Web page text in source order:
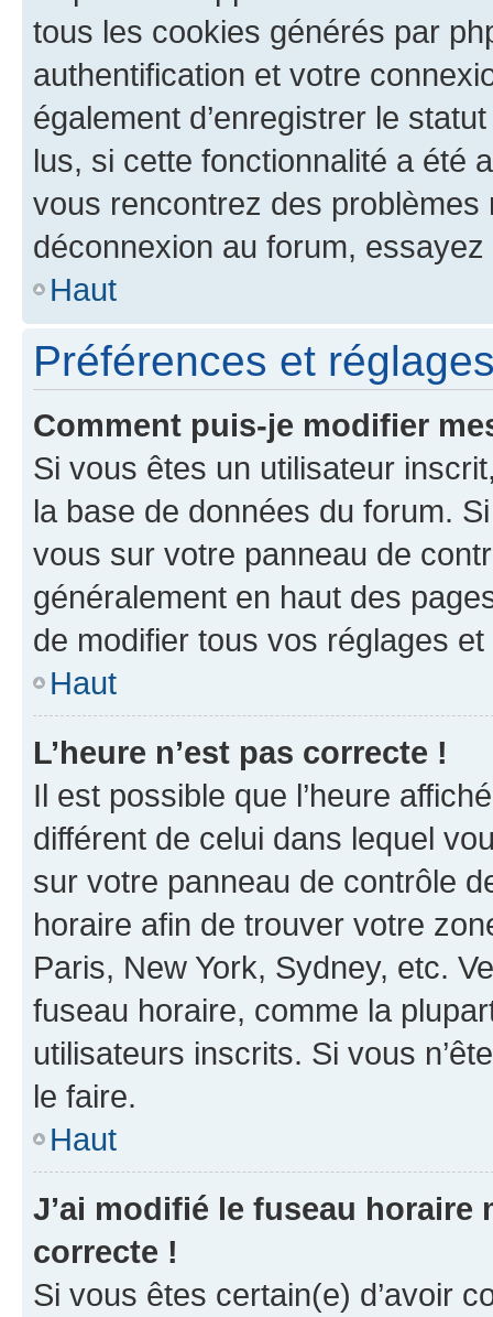
tous les cookies générés par
authentification et votre
également d’enregistrer le
lus, si cette fonctionnalité a été
vous rencontrez des
déconnexion au forum,
Haut
Préférences et
Comment puis-je modifier
Si vous êtes un utilisateur
la base de données du forum.
vous sur votre panneau de
généralement en haut des
de modifier tous vos réglages
Haut
L’heure n’est pas correcte !
Il est possible que l’heure
différent de celui dans lequel
sur votre panneau de contrôle
horaire afin de trouver votre
Paris, New York, Sydney, etc.
fuseau horaire, comme la
utilisateurs inscrits. Si vous
le faire.
Haut
J’ai modifié le fuseau horaire
correcte !
Si vous êtes certain(e) d’avoir